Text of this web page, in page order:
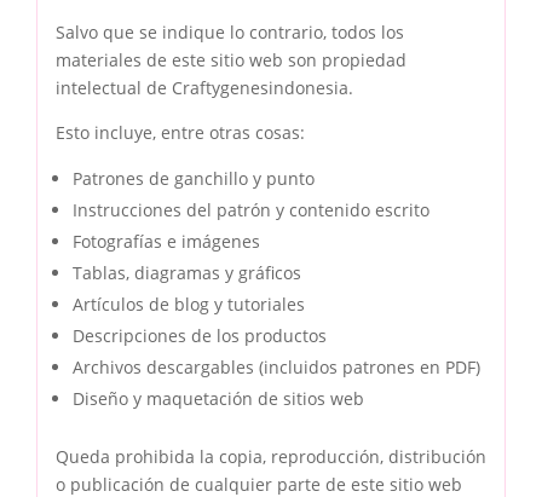
Salvo que se indique lo contrario, todos los
materiales de este sitio web son propiedad
intelectual de Craftygenesindonesia.
Esto incluye, entre otras cosas:
Patrones de ganchillo y punto
Instrucciones del patrón y contenido escrito
Fotografías e imágenes
Tablas, diagramas y gráficos
Artículos de blog y tutoriales
Descripciones de los productos
Archivos descargables (incluidos patrones en PDF)
Diseño y maquetación de sitios web
Queda prohibida la copia, reproducción, distribución
o publicación de cualquier parte de este sitio web